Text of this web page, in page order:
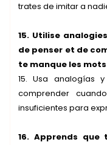
trates de imitar a
15. Utilise
de penser et de
te manque les
15. Usa analogías
comprender
insuficientes para
16. Apprends